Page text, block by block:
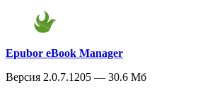
Epubor eBook Manager
Версия 2.0.7.1205 — 30.6 Мб